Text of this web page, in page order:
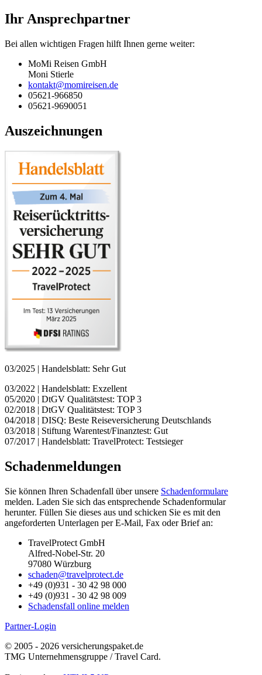
Ihr Ansprechpartner
Bei allen wichtigen Fragen hilft Ihnen gerne weiter:
MoMi Reisen GmbH
Moni Stierle
kontakt@momireisen.de
05621-966850
05621-9690051
Auszeichnungen
03/2025 | Handelsblatt: Sehr Gut
03/2022 | Handelsblatt: Exzellent
05/2020 | DtGV Qualitätstest: TOP 3
02/2018 | DtGV Qualitätstest: TOP 3
04/2018 | DISQ: Beste Reiseversicherung Deutschlands
03/2018 | Stiftung Warentest/Finanztest: Gut
07/2017 | Handelsblatt: TravelProtect: Testsieger
Schadenmeldungen
Sie können Ihren Schadenfall über unsere Schadenformulare
melden. Laden Sie sich das entsprechende Schadenformular
herunter. Füllen Sie dieses aus und schicken Sie es mit den
angeforderten Unterlagen per E-Mail, Fax oder Brief an:
TravelProtect GmbH
Alfred-Nobel-Str. 20
97080 Würzburg
schaden@travelprotect.de
+49 (0)931 - 30 42 98 000
+49 (0)931 - 30 42 98 009
Schadensfall online melden
Partner-Login
© 2005 - 2026 versicherungspaket.de
TMG Unternehmensgruppe / Travel Card.